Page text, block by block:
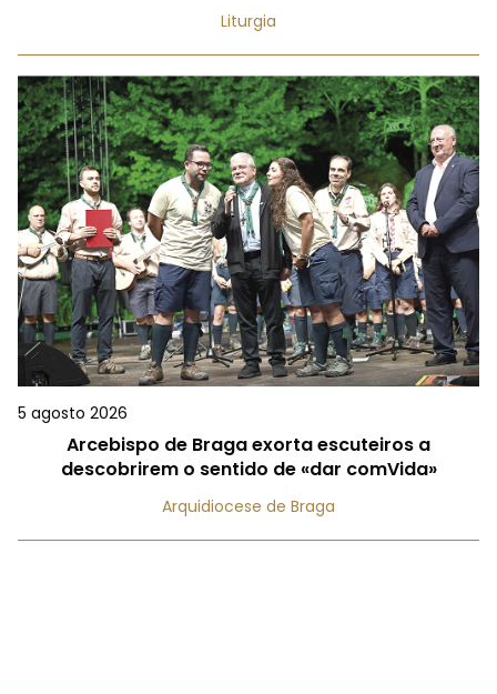
Liturgia
5 agosto 2026
Arcebispo de Braga exorta escuteiros a
descobrirem o sentido de «dar comVida»
Arquidiocese de Braga